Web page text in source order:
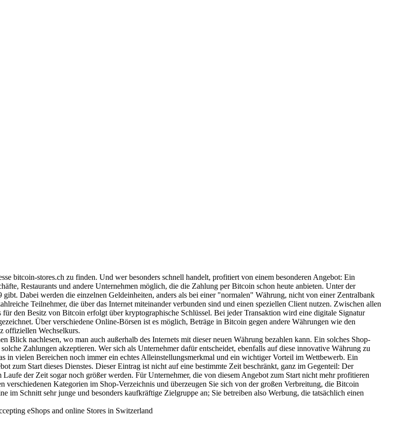
bitcoin-stores.ch zu finden. Und wer besonders schnell handelt, profitiert von einem besonderen Angebot: Ein
Restaurants und andere Unternehmen möglich, die die Zahlung per Bitcoin schon heute anbieten. Unter der
Dabei werden die einzelnen Geldeinheiten, anders als bei einer "normalen" Währung, nicht von einer Zentralbank
Teilnehmer, die über das Internet miteinander verbunden sind und einen speziellen Client nutzen. Zwischen allen
den Besitz von Bitcoin erfolgt über kryptographische Schlüssel. Bei jeder Transaktion wird eine digitale Signatur
Über verschiedene Online-Börsen ist es möglich, Beträge in Bitcoin gegen andere Währungen wie den
offiziellen Wechselkurs.
nachlesen, wo man auch außerhalb des Internets mit dieser neuen Währung bezahlen kann. Ein solches Shop-
Zahlungen akzeptieren. Wer sich als Unternehmer dafür entscheidet, ebenfalls auf diese innovative Währung zu
in vielen Bereichen noch immer ein echtes Alleinstellungsmerkmal und ein wichtiger Vorteil im Wettbewerb. Ein
zum Start dieses Dienstes. Dieser Eintrag ist nicht auf eine bestimmte Zeit beschränkt, ganz im Gegenteil: Der
der Zeit sogar noch größer werden. Für Unternehmer, die von diesem Angebot zum Start nicht mehr profitieren
Kategorien im Shop-Verzeichnis und überzeugen Sie sich von der großen Verbreitung, die Bitcoin
im Schnitt sehr junge und besonders kaufkräftige Zielgruppe an; Sie betreiben also Werbung, die tatsächlich einen
eShops and online Stores in Switzerland